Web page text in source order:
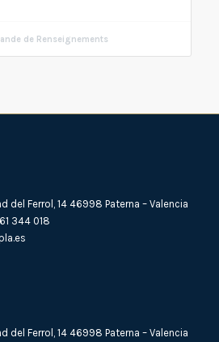
de Renseignements
del Ferrol, 14 46998 Paterna – Valencia
344 018
del Ferrol, 14 46998 Paterna – Valencia